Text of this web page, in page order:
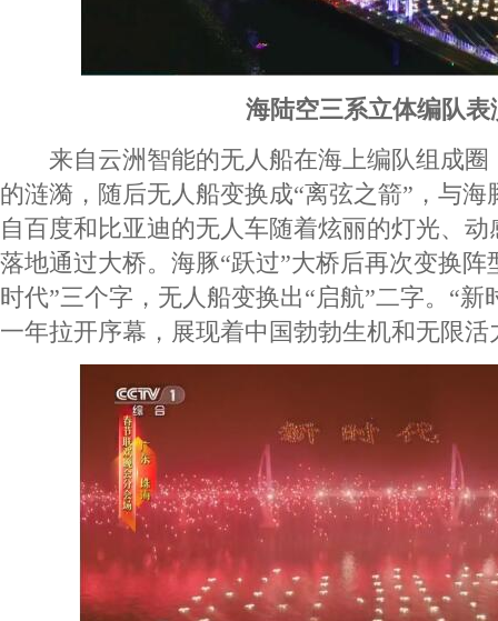
海陆空三系立体编队表
来自云洲智能的无人船在海上编队组成圈
的涟漪，随后无人船变换成“离弦之箭”，与
自百度和比亚迪的无人车随着炫丽的灯光、
落地通过大桥。海豚“跃过”大桥后再次变换阵
时代”三个字，无人船变换出“启航”二字。“新
一年拉开序幕，展现着中国勃勃生机和无限活